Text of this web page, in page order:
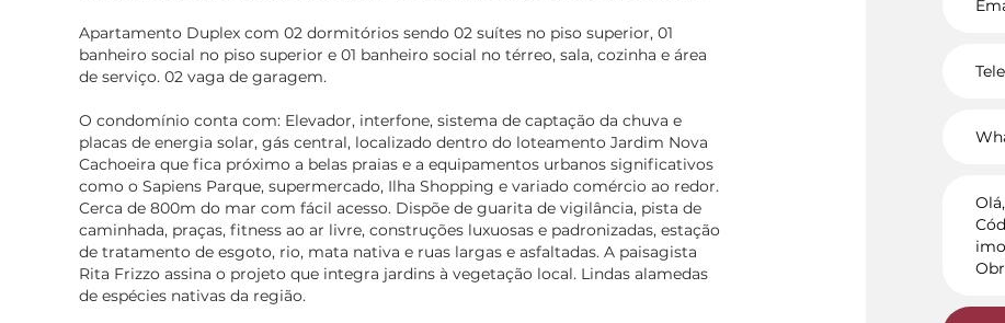
Apartamento Duplex com 02 dormitórios sendo 02 suítes no piso superior, 01
banheiro social no piso superior e 01 banheiro social no térreo, sala, cozinha e área
de serviço. 02 vaga de garagem.
O condomínio conta com: Elevador, interfone, sistema de captação da chuva e
placas de energia solar, gás central, localizado dentro do loteamento Jardim Nova
Cachoeira que fica próximo a belas praias e a equipamentos urbanos significativos
como o Sapiens Parque, supermercado, Ilha Shopping e variado comércio ao redor.
Cerca de 800m do mar com fácil acesso. Dispõe de guarita de vigilância, pista de
caminhada, praças, fitness ao ar livre, construções luxuosas e padronizadas, estação
de tratamento de esgoto, rio, mata nativa e ruas largas e asfaltadas. A paisagista
Rita Frizzo assina o projeto que integra jardins à vegetação local. Lindas alamedas
de espécies nativas da região.